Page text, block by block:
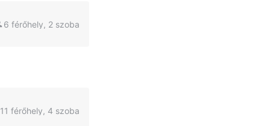
6 férőhely, 2 szoba
11 férőhely, 4 szoba